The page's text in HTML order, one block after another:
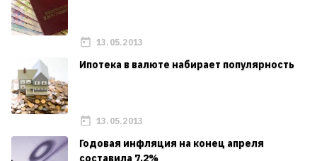
13.05.2013
Ипотека в валюте набирает популярность
13.05.2013
Годовая инфляция на конец апреля
составила 7,2%